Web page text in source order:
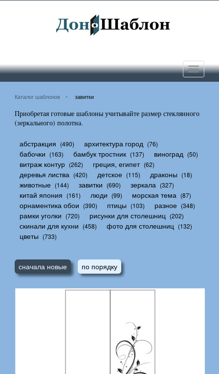
Toggle
Каталог шаблонов завитки
Приобретая готовые шаблоны учитывайте размер стеклянного
(зеркального) полотна.
абстракция (490) архитектура город (76)
бабочки (163) бамбук тростник (137) виноград (50)
витраж контур (262) греция, египет (62)
деревья листва (420) детское (115) драконы (18)
животные (144) завитки (690) зеркала (327)
китай япония (161) люди (99) морская тема (87)
орнаментика обои (390) птицы (103) разное (348)
рамки уголки (720) рисунки для столешниц (202)
скинали для кухни (458) фото для столешниц (132)
цветы (733)
сначала новые по порядку